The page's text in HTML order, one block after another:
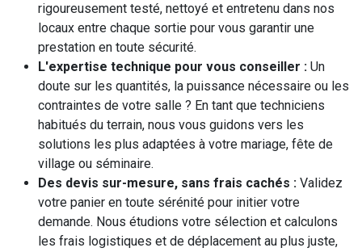
rigoureusement testé, nettoyé et entretenu dans nos
locaux entre chaque sortie pour vous garantir une
prestation en toute sécurité.
L'expertise technique pour vous conseiller : Un
doute sur les quantités, la puissance nécessaire ou les
contraintes de votre salle ? En tant que techniciens
habitués du terrain, nous vous guidons vers les
solutions les plus adaptées à votre mariage, fête de
village ou séminaire.
Des devis sur-mesure, sans frais cachés : Validez
votre panier en toute sérénité pour initier votre
demande. Nous étudions votre sélection et calculons
les frais logistiques et de déplacement au plus juste,